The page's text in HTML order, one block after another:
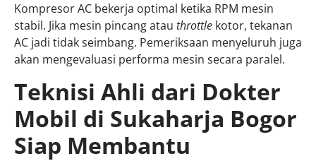
Kompresor AC bekerja optimal ketika RPM mesin
stabil. Jika mesin pincang atau throttle kotor, tekanan
AC jadi tidak seimbang. Pemeriksaan menyeluruh juga
akan mengevaluasi performa mesin secara paralel.
Teknisi Ahli dari Dokter
Mobil di Sukaharja Bogor
Siap Membantu